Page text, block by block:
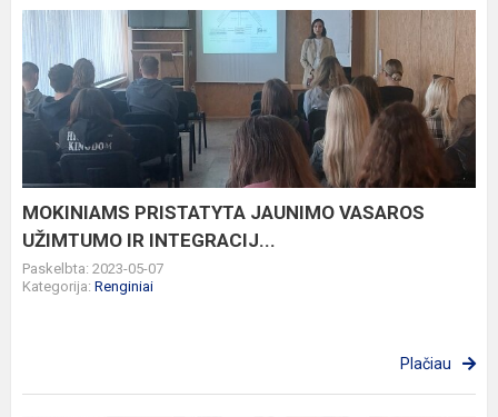
MOKINIAMS
PRISTATYTA
JAUNIMO
VASAROS
UŽIMTUMO
INTEGRACIJ...
MOKINIAMS PRISTATYTA JAUNIMO VASAROS
UŽIMTUMO IR INTEGRACIJ...
Paskelbta: 2023-05-07
Kategorija: Renginiai
Plačiau